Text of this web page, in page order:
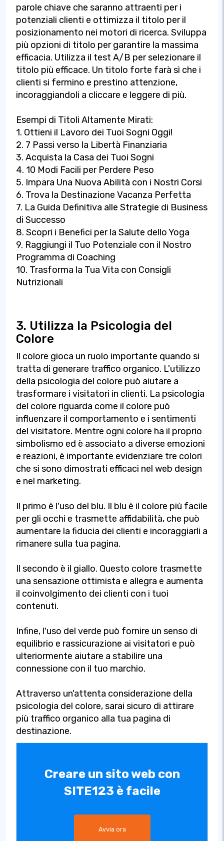
parole chiave che saranno attraenti per i
potenziali clienti e ottimizza il titolo per il
posizionamento nei motori di ricerca. Sviluppa
più opzioni di titolo per garantire la massima
efficacia. Utilizza il test A/B per selezionare il
titolo più efficace. Un titolo forte farà sì che i
clienti si fermino e prestino attenzione,
incoraggiandoli a cliccare e leggere di più.
Esempi di Titoli Altamente Mirati:
1. Ottieni il Lavoro dei Tuoi Sogni Oggi!
2. 7 Passi verso la Libertà Finanziaria
3. Acquista la Casa dei Tuoi Sogni
4. 10 Modi Facili per Perdere Peso
5. Impara Una Nuova Abilità con i Nostri Corsi
6. Trova la Destinazione Vacanza Perfetta
7. La Guida Definitiva alle Strategie di Business
di Successo
8. Scopri i Benefici per la Salute dello Yoga
9. Raggiungi il Tuo Potenziale con il Nostro
Programma di Coaching
10. Trasforma la Tua Vita con Consigli
Nutrizionali
3. Utilizza la Psicologia del
Colore
Il colore gioca un ruolo importante quando si
tratta di generare traffico organico. L'utilizzo
della psicologia del colore può aiutare a
trasformare i visitatori in clienti. La psicologia
del colore riguarda come il colore può
influenzare il comportamento e i sentimenti
del visitatore. Mentre ogni colore ha il proprio
simbolismo ed è associato a diverse emozioni
e reazioni, è importante evidenziare tre colori
che si sono dimostrati efficaci nel web design
e nel marketing.
Il primo è l'uso del blu. Il blu è il colore più facile
per gli occhi e trasmette affidabilità, che può
aumentare la fiducia dei clienti e incoraggiarli a
rimanere sulla tua pagina.
Il secondo è il giallo. Questo colore trasmette
una sensazione ottimista e allegra e aumenta
il coinvolgimento dei clienti con i tuoi
contenuti.
Infine, l'uso del verde può fornire un senso di
equilibrio e rassicurazione ai visitatori e può
ulteriormente aiutare a stabilire una
connessione con il tuo marchio.
Attraverso un'attenta considerazione della
psicologia del colore, sarai sicuro di attirare
più traffico organico alla tua pagina di
destinazione.
Creare un sito web con
SITE123 è facile
Avvia ora